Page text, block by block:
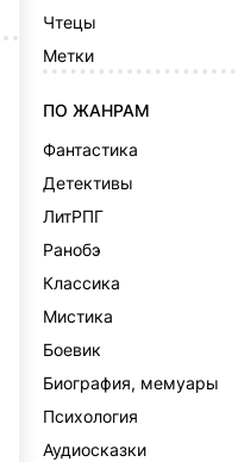
Чтецы
Метки
ПО ЖАНРАМ
Фантастика
Детективы
ЛитРПГ
Ранобэ
Классика
Мистика
Боевик
Биография, мемуары
Психология
Аудиосказки